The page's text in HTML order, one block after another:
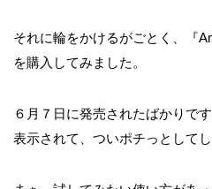
それに輪をかけるがごとく、『
を購入してみました。
６月７日に発売されたばかりで
表示されて、ついポチっとしてし